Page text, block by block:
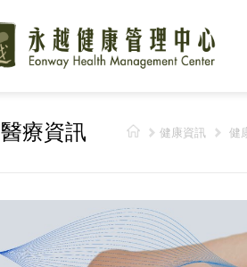
醫療資訊 健康資訊 健